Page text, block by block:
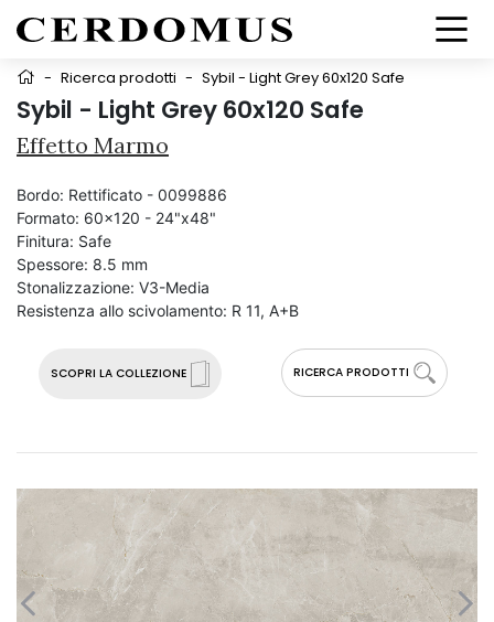
- Ricerca prodotti - Sybil - Light Grey 60x120 Safe
Sybil - Light Grey 60x120 Safe
Effetto Marmo
SCOPRI LA COLLEZIONE RICERCA PRODOTTI
Bordo: Rettificato - 0099886
Formato: 60x120 - 24"x48"
Finitura: Safe
Spessore: 8.5 mm
Stonalizzazione: V3-Media
Resistenza allo scivolamento: R 11, A+B